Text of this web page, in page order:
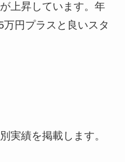
上昇しています。年
円プラスと良いスタ
実績を掲載します。